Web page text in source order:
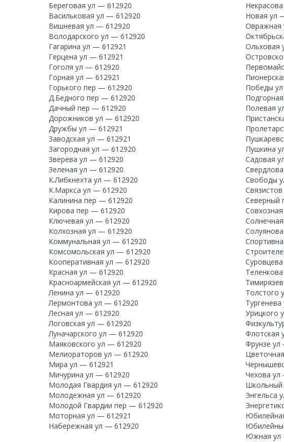
Береговая ул — 612920
Васильковая ул — 612920
Вишневая ул — 612920
Володарского ул — 612920
Гагарина ул — 612921
Герцена ул — 612921
Гоголя ул — 612920
Горная ул — 612921
Горького пер — 612920
Д.Бедного пер — 612920
Дачный пер — 612920
Дорожников ул — 612920
Дружбы ул — 612921
Заводская ул — 612921
Загородная ул — 612920
Зверева ул — 612920
Зеленая ул — 612920
К.Либкнехта ул — 612920
К.Маркса ул — 612920
Калинина пер — 612920
Кирова пер — 612920
Ключевая ул — 612920
Колхозная ул — 612920
Коммунальная ул — 612920
Комсомольская ул — 612920
Кооперативная ул — 612920
Красная ул — 612920
Красноармейская ул — 612920
Ленина ул — 612920
Лермонтова ул — 612920
Лесная ул — 612920
Логовская ул — 612920
Луначарского ул — 612920
Маяковского ул — 612920
Мелиораторов ул — 612920
Мира ул — 612921
Мичурина ул — 612920
Молодая Гвардия ул — 612920
Молодежная ул — 612920
Молодой Гвардии пер — 612920
Моторная ул — 612921
Набережная ул — 612920
Новая ул
Овражная
Ольховая
Победы
Полевая
Пушкина
Садовая
Свободы
Северный
Толстого
Урицкого
Флотская
Фрунзе
Чехова
Школьный
Энгельса
Южная ул